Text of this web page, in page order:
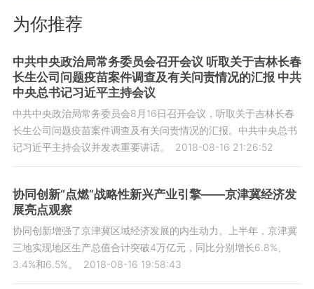
为你推荐
中共中央政治局常务委员会召开会议 听取关于吉林长春
长生公司问题疫苗案件调查及有关问责情况的汇报 中共
中央总书记习近平主持会议
中共中央政治局常务委员会8月16日召开会议，听取关于吉林长春
长生公司问题疫苗案件调查及有关问责情况的汇报。中共中央总书
记习近平主持会议并发表重要讲话。
2018-08-16 21:26:52
协同创新“点燃”战略性新兴产业引擎——京津冀经济发
展亮点观察
协同创新增强了京津冀区域经济发展的内生动力。上半年，京津冀
三地实现地区生产总值合计突破4万亿元，同比分别增长6.8%、
3.4%和6.5%。
2018-08-16 19:58:43